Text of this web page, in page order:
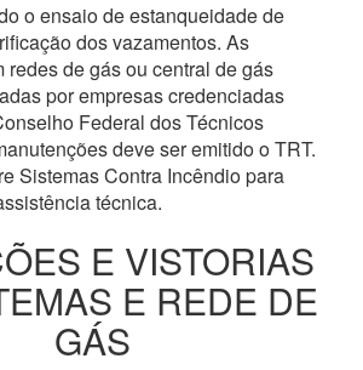
o ensaio de estanqueidade de
dos vazamentos. As
redes de gás ou central de gás
por empresas credenciadas
Federal dos Técnicos
deve ser emitido o TRT.
Sistemas Contra Incêndio para
técnica.
E VISTORIAS
E REDE DE
GÁS